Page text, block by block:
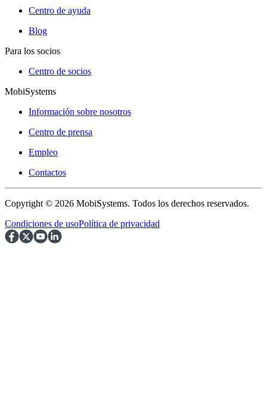
Centro de ayuda
Blog
Para los socios
Centro de socios
MobiSystems
Información sobre nosotros
Centro de prensa
Empleo
Contactos
Copyright © 2026 MobiSystems. Todos los derechos reservados.
Condiciones de usoPolítica de privacidad